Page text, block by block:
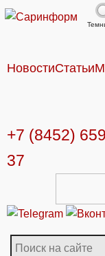
НовостиСтатьи
+7 (8452)
37